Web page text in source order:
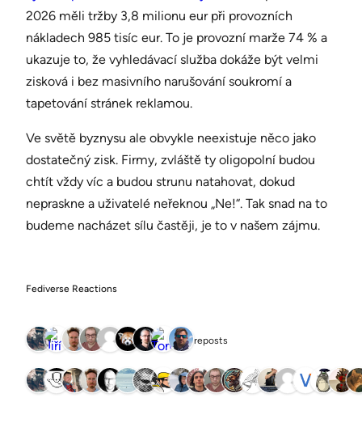
2026 měli tržby 3,8 milionu eur při provozních
nákladech 985 tisíc eur. To je provozní marže 74 % a
ukazuje to, že vyhledávací služba dokáže být velmi
zisková i bez masivního narušování soukromí a
tapetování stránek reklamou.
Ve světě byznysu ale obvykle neexistuje něco jako
dostatečný zisk. Firmy, zvláště ty oligopolní budou
chtít vždy víc a budou strunu natahovat, dokud
nepraskne a uživatelé neřeknou „Ne!“. Tak snad na to
budeme nacházet sílu častěji, je to v našem zájmu.
Fediverse Reactions
9 reposts